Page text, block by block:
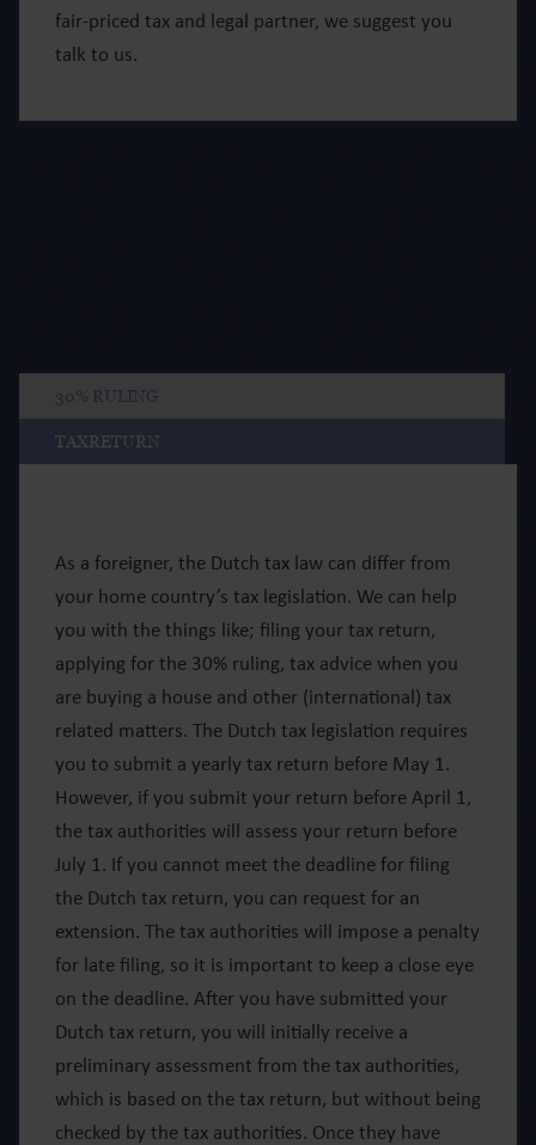
fair-priced tax and legal partner, we suggest you
talk to us.
30% RULING
TAXRETURN
As a foreigner, the Dutch tax law can differ from
your home country’s tax legislation. We can help
you with the things like; filing your tax return,
applying for the 30% ruling, tax advice when you
are buying a house and other (international) tax
related matters. The Dutch tax legislation requires
you to submit a yearly tax return before May 1.
However, if you submit your return before April 1,
the tax authorities will assess your return before
July 1. If you cannot meet the deadline for filing
the Dutch tax return, you can request for an
extension. The tax authorities will impose a penalty
for late filing, so it is important to keep a close eye
on the deadline. After you have submitted your
Dutch tax return, you will initially receive a
preliminary assessment from the tax authorities,
which is based on the tax return, but without being
checked by the tax authorities. Once they have